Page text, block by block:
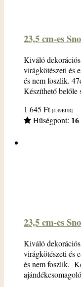
23,5 cm-es
Kiváló
virágkötészeti és
és nem foszlik.
Készíthető belőle
1 645 Ft [4.49EUR]
Hűségpont: 16
23,5 cm-es
Kiváló
virágkötészeti és
és nem foszlik.